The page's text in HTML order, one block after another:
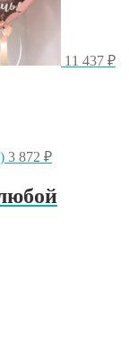
11 437 ₽
3 872 ₽